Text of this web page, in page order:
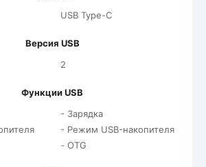
USB Type-C
Версия USB
2
Функции USB
- Зарядка
- Режим USB-накопителя
- OTG